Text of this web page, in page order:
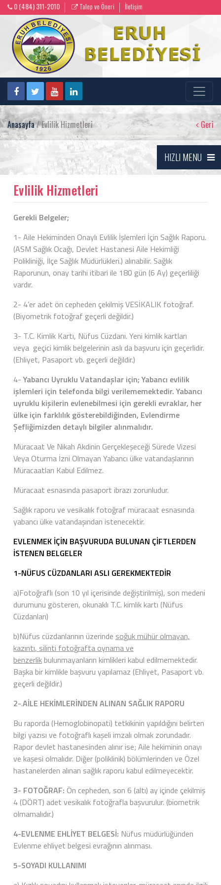
0 (484) 311-2010 Talep ve Öneri İletişim
Anasayfa/ Evlilik Hizmetleri Geri
HIZLI MENU
Evlilik Hizmetleri
Gerekli Belgeler;
1- Aile Hekiminden Onaylı Evlilik İşlemleri İçin Sağlık Raporu.
(ASM Sağlık Ocağı, Devlet Hastanesi Aile Hekimliği
Polikliniği, İlçe Sağlık Müdürlükleri.) alınabilir. Sağlık
Raporunun, onay tarihi itibari ile 180 gün (6 Ay) geçerliliği
vardır.
2- 4’er adet ön cepheden çekilmiş VESİKALIK fotoğraf.
(Biyometrik fotoğraf geçerli değildir.)
3- T.C. Kimlik Kartı, Nüfus Cüzdanı. Yeni kimlik kartları
veya geçici kimlik belgelerinin aslı da başvuru için geçerlidir.
(Ehliyet, Pasaport vb. geçerli değildir.)
4- Yabancı Uyruklu Vatandaşlar için; Yabancı evlilik
işlemleri için telefonda bilgi verilememektedir. Yabancı
uyruklu kişilerin evlenebilmesi için gerekli evraklar, her
ülke için farklılık gösterebildiğinden, Evlendirme
Şefliğimizden detaylı bilgiler alınmalıdır.
Müracaat Ve Nikah Akdinin Gerçekleşeceği Sürede Vizesi
Veya Oturma İzni Olmayan Yabancı ülke vatandaşlarının
Müracaatları Kabul Edilmez.
Müracaat esnasında pasaport ibrazı zorunludur.
Sağlık raporu ve vesikalık fotoğraf müracaat esnasında
yabancı ülke vatandaşından istenecektir.
EVLENMEK İÇİN BAŞVURUDA BULUNAN ÇİFTLERDEN
İSTENEN BELGELER
1-NÜFUS CÜZDANLARI ASLI GEREKMEKTEDİR
a)Fotoğraflı (son 10 yıl içerisinde değiştirilmiş), son medeni
durumunu gösteren, okunaklı T.C. kimlik kartı (Nüfus
Cüzdanları)
b)Nüfus cüzdanlarının üzerinde soğuk mühür olmayan,
kazıntı, silinti fotoğrafta oynama ve
benzerlikbulunmayanların kimlikleri kabul edilmemektedir.
Başka bir kimlikle başvuru yapılamaz (Ehliyet, Pasaport vb.
geçerli değildir.)
2-.AİLE HEKİMLERİNDEN ALINAN SAĞLIK RAPORU
Bu raporda (Hemoglobinopati) tetkikinin yapıldığını belirten
bilgi yazısı ve fotoğraflı kaşeli imzalı olmak zorundadır.
Rapor devlet hastanesinden alınır ise; Aile hekiminin onayı
ve kaşesi olmalıdır. Diğer (poliklinik) bölümlerinden ve Özel
hastanelerden alınan sağlık raporu kabul edilmeyecektir.
3- FOTOĞRAF: Ön cepheden, son 6 (altı) ay içinde çekilmiş
4 (DÖRT) adet vesikalık fotoğrafla başvurulur. (biometrik
olmamalıdır.)
4-EVLENME EHLİYET BELGESİ: Nüfus müdürlüğünden
Evlenme ehliyet belgesi evrağının alınması.
5-SOYADI KULLANIMI